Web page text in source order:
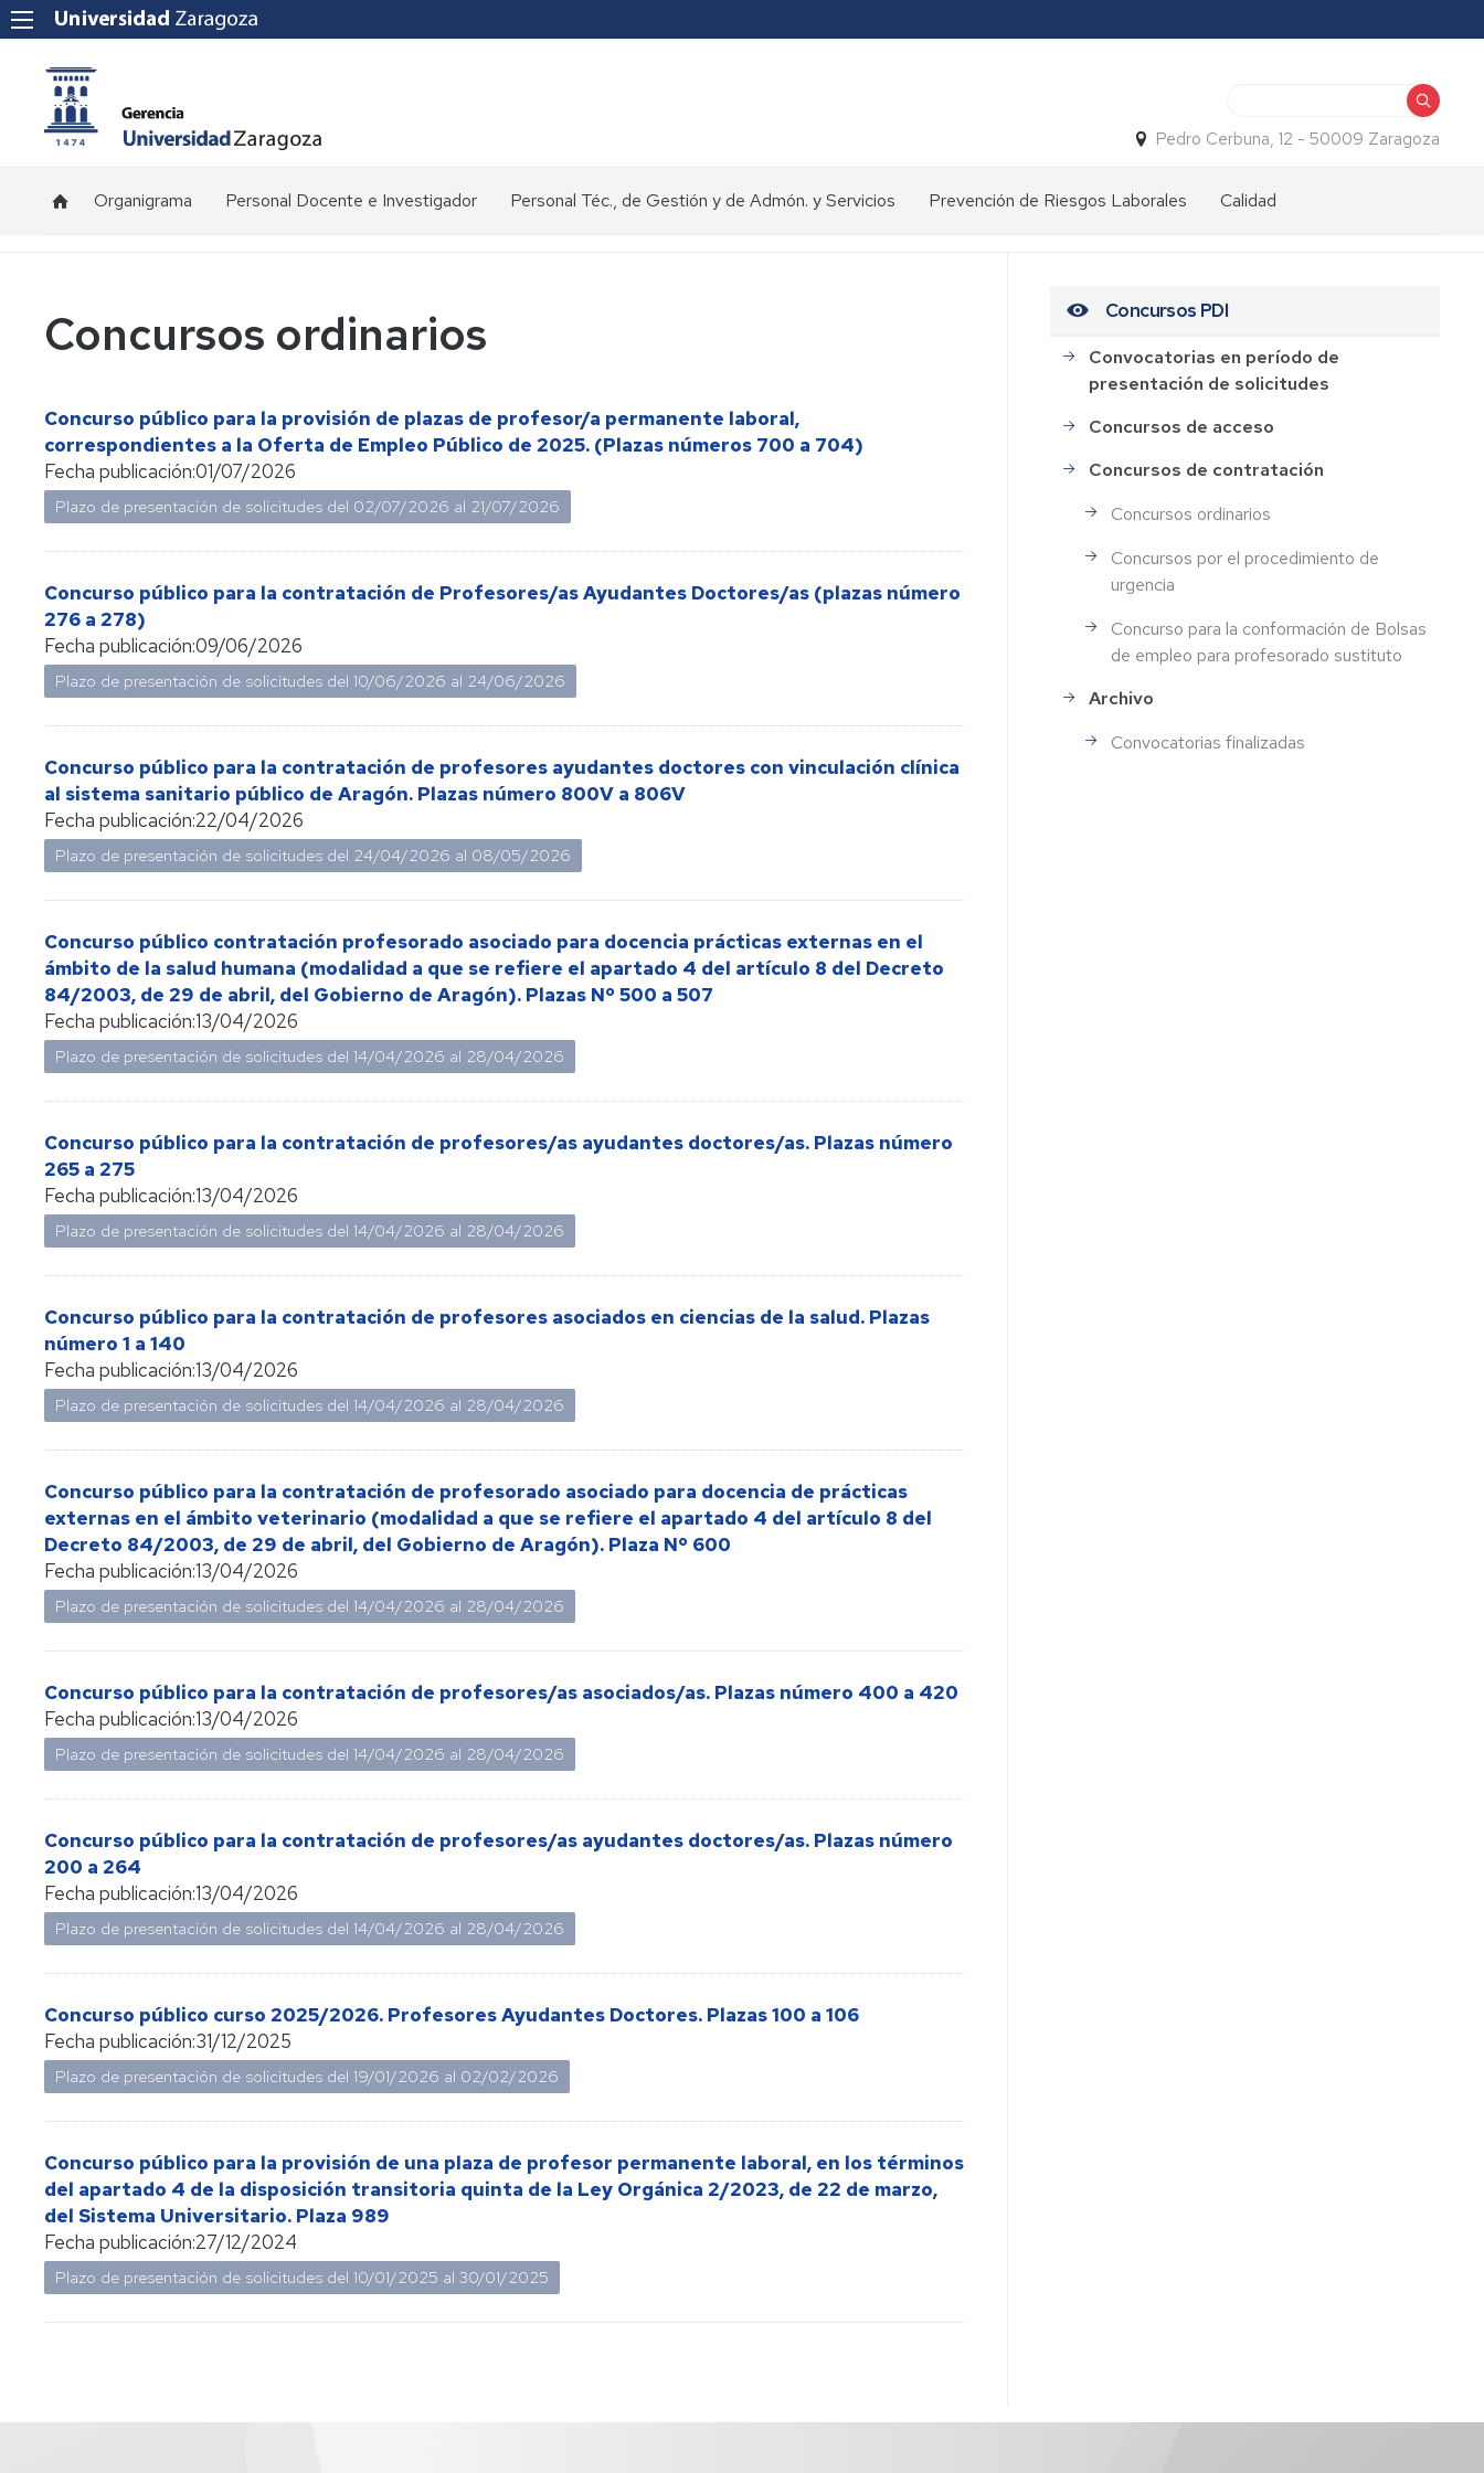
Pedro Cerbuna, 12 - 50009 Zaragoza
Organigrama Personal Docente e Investigador
Convocatorias
Normativa
y
procedimientos
de
concursos
bolsas
de
Normativa
y
Evaluación
profesorado
Retribuciones
Jubilación
cuerpos
docentes
Información
sindical
Impresos
Personal Téc., de Gestión y de Admón. y Servicios
Normativa
procedimientos
espera
Desempeño
horizontal
Mentoring
Relación
de
puestos
trabajo
Retribuciones
Información
sindical
Impresos
Prevención de Riesgos Laborales Calidad
Concursos ordinarios
Concurso público para la provisión de plazas de profesor/a permanente laboral,
correspondientes a la Oferta de Empleo Público de 2025. (Plazas números 700 a 704)
Fecha publicación:01/07/2026
Plazo de presentación de solicitudes del 02/07/2026 al 21/07/2026
Concurso público para la contratación de Profesores/as Ayudantes Doctores/as (plazas número
276 a 278)
Fecha publicación:09/06/2026
Plazo de presentación de solicitudes del 10/06/2026 al 24/06/2026
Concurso público para la contratación de profesores ayudantes doctores con vinculación clínica
al sistema sanitario público de Aragón. Plazas número 800V a 806V
Fecha publicación:22/04/2026
Plazo de presentación de solicitudes del 24/04/2026 al 08/05/2026
Concurso público contratación profesorado asociado para docencia prácticas externas en el
ámbito de la salud humana (modalidad a que se refiere el apartado 4 del artículo 8 del Decreto
84/2003, de 29 de abril, del Gobierno de Aragón). Plazas Nº 500 a 507
Fecha publicación:13/04/2026
Plazo de presentación de solicitudes del 14/04/2026 al 28/04/2026
Concurso público para la contratación de profesores/as ayudantes doctores/as. Plazas número
265 a 275
Fecha publicación:13/04/2026
Plazo de presentación de solicitudes del 14/04/2026 al 28/04/2026
Concurso público para la contratación de profesores asociados en ciencias de la salud. Plazas
número 1 a 140
Fecha publicación:13/04/2026
Plazo de presentación de solicitudes del 14/04/2026 al 28/04/2026
Concurso público para la contratación de profesorado asociado para docencia de prácticas
externas en el ámbito veterinario (modalidad a que se refiere el apartado 4 del artículo 8 del
Decreto 84/2003, de 29 de abril, del Gobierno de Aragón). Plaza Nº 600
Fecha publicación:13/04/2026
Plazo de presentación de solicitudes del 14/04/2026 al 28/04/2026
Concurso público para la contratación de profesores/as asociados/as. Plazas número 400 a 420
Fecha publicación:13/04/2026
Plazo de presentación de solicitudes del 14/04/2026 al 28/04/2026
Concurso público para la contratación de profesores/as ayudantes doctores/as. Plazas número
200 a 264
Fecha publicación:13/04/2026
Plazo de presentación de solicitudes del 14/04/2026 al 28/04/2026
Concurso público curso 2025/2026. Profesores Ayudantes Doctores. Plazas 100 a 106
Fecha publicación:31/12/2025
Plazo de presentación de solicitudes del 19/01/2026 al 02/02/2026
Concurso público para la provisión de una plaza de profesor permanente laboral, en los términos
del apartado 4 de la disposición transitoria quinta de la Ley Orgánica 2/2023, de 22 de marzo,
del Sistema Universitario. Plaza 989
Fecha publicación:27/12/2024
Plazo de presentación de solicitudes del 10/01/2025 al 30/01/2025
Concursos PDI
Convocatorias en período de
presentación de solicitudes
Concursos de acceso
Concursos de contratación
Concursos ordinarios
Concursos por el procedimiento de
urgencia
Concurso para la conformación de Bolsas
de empleo para profesorado sustituto
Archivo
Convocatorias finalizadas